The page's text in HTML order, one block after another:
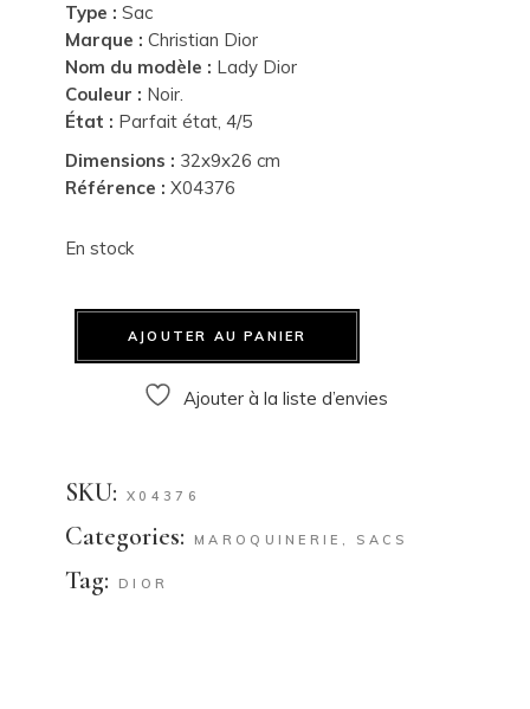
Type : Sac
Marque : Christian Dior
Nom du modèle : Lady Dior
Couleur : Noir.
État : Parfait état, 4/5
Dimensions : 32x9x26 cm
Référence : X04376
En stock
AJOUTER AU PANIER
Ajouter à la liste d’envies
SKU: X04376
Categories: MAROQUINERIE , SACS
Tag: DIOR